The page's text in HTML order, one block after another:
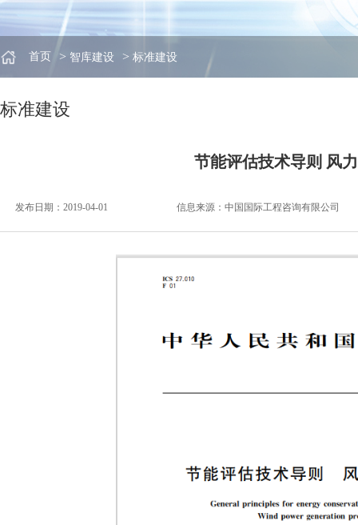
首页 > 智库建设 > 标准建设
标准建设
节能评估技术导则 风
发布日期：2019-04-01 信息来源： 中国国际工程咨询有限公司